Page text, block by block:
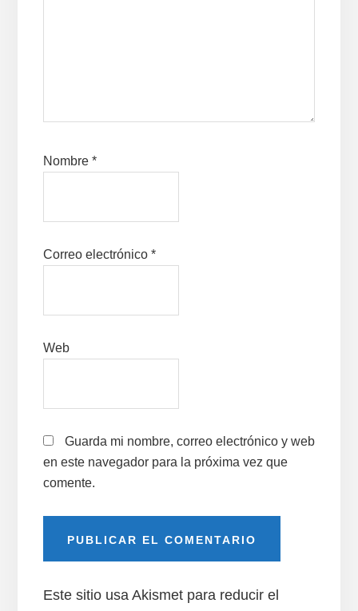
Nombre *
Correo electrónico *
Web
Guarda mi nombre, correo electrónico y web
en este navegador para la próxima vez que
comente.
Este sitio usa Akismet para reducir el